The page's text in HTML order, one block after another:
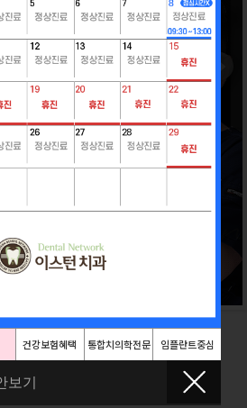
건강보험혜택 통합치의학전문 임플란트중심
보기